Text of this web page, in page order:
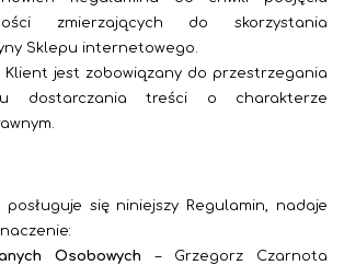
zmierzających do skorzystania
Sklepu internetowego.
Klient jest zobowiązany do przestrzegania
dostarczania treści o charakterze
posługuje się niniejszy Regulamin, nadaje
Osobowych
–Grzegorz Czarnota